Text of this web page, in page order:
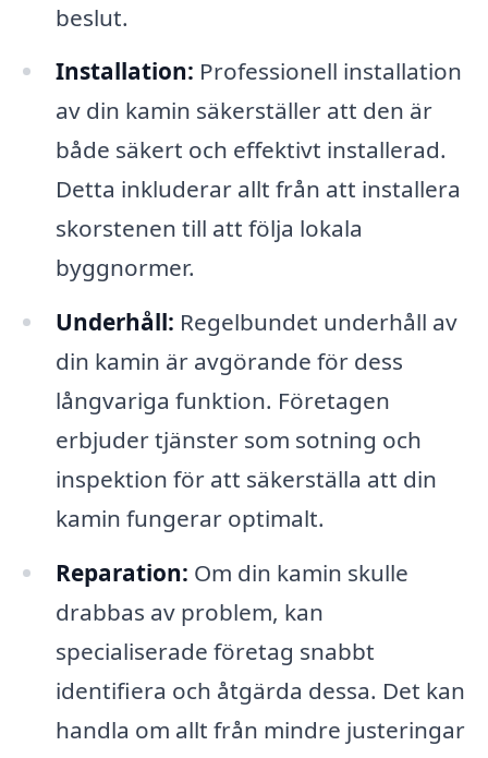
beslut.
Installation: Professionell installation
av din kamin säkerställer att den är
både säkert och effektivt installerad.
Detta inkluderar allt från att installera
skorstenen till att följa lokala
byggnormer.
Underhåll: Regelbundet underhåll av
din kamin är avgörande för dess
långvariga funktion. Företagen
erbjuder tjänster som sotning och
inspektion för att säkerställa att din
kamin fungerar optimalt.
Reparation: Om din kamin skulle
drabbas av problem, kan
specialiserade företag snabbt
identifiera och åtgärda dessa. Det kan
handla om allt från mindre justeringar